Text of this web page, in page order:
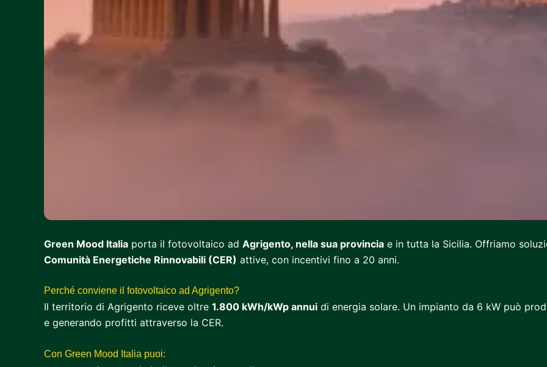
Green Mood Italia porta il fotovoltaico ad Agrigento, nella sua provincia e in tutta la Sicilia. Offriamo
Comunità Energetiche Rinnovabili (CER) attive, con incentivi fino a 20 anni.
Perché conviene il fotovoltaico ad Agrigento?
Il territorio di Agrigento riceve oltre 1.800 kWh/kWp annui di energia solare. Un impianto da 6 kW può
e generando profitti attraverso la CER.
Con Green Mood Italia puoi: